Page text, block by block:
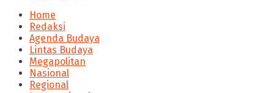
Home
Redaksi
Agenda Budaya
Lintas Budaya
Megapolitan
Nasional
Regional